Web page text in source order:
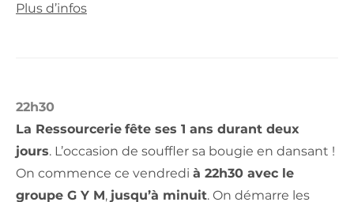
Plus d’infos
22h30
La Ressourcerie fête ses 1 ans durant deux
jours. L’occasion de souffler sa bougie en dansant !
On commence ce vendredi à 22h30 avec le
groupe G Y M, jusqu’à minuit. On démarre les